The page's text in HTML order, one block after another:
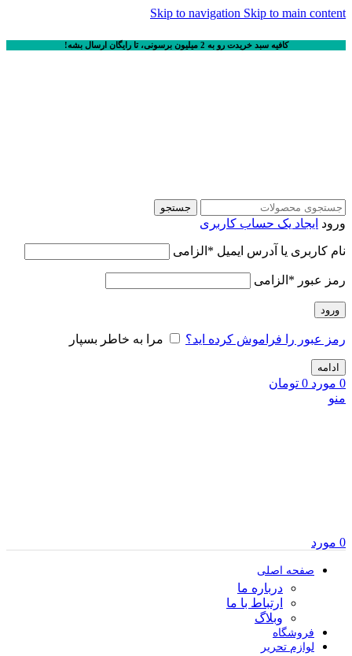
Skip to navigation Skip to main content
کافیه سبد خریدت رو به 2 میلیون برسونی، تا رایگان ارسال بشه!
جستجو
ورود ایجاد یک حساب کاربری
نام کاربری یا آدرس ایمیل * الزامی
رمز عبور * الزامی
ورود
رمز عبور را فراموش کرده اید؟ مرا به خاطر بسپار
ادامه
0 مورد 0 تومان
منو
0 مورد
صفحه اصلی
درباره ما
ارتباط با ما
وبلاگ
فروشگاه
لوازم تحریر